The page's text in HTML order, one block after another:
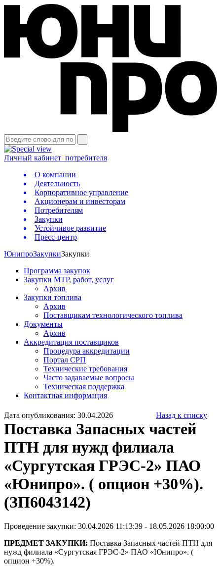
Личный кабинет потребителя
О компании
Деятельность
Корпоративное управление
Акционерам и инвесторам
Потребителям
Закупки
Устойчивое развитие
Пресс-центр
ЮнипроЗакупкиЗакупки
Программа закупок
Закупки МТР, работ, услуг
Архив
Закупки топлива
Архив
Поставщикам технологического топлива
Документы
Архив
Аккредитация поставщиков
Процедура аккредитации
Портал СРП
Технические требования
Часто задаваемые вопросы
Техническая поддержка
Контактная информация
Дата опубликования: 30.04.2026 Назад к списку
Поставка Запасных частей
ПТН для нужд филиала
«Сургутская ГРЭС-2» ПАО
«Юнипро». ( опцион +30%).
(ЗП6043142)
Проведение закупки: 30.04.2026 11:13:39 - 18.05.2026 18:00:00
ПРЕДМЕТ ЗАКУПКИ: Поставка Запасных частей ПТН для
нужд филиала «Сургутская ГРЭС-2» ПАО «Юнипро». (
опцион +30%).